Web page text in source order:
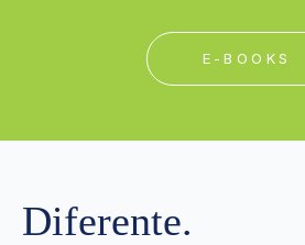
E-BOOKS
Diferente.